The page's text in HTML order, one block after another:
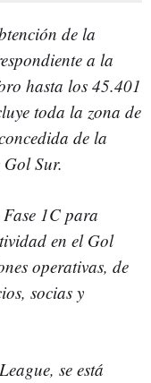
de la
a la
hasta los 45.401
toda la zona de
de la
Sur.
1C para
en el Gol
operativas, de
socias y
se está